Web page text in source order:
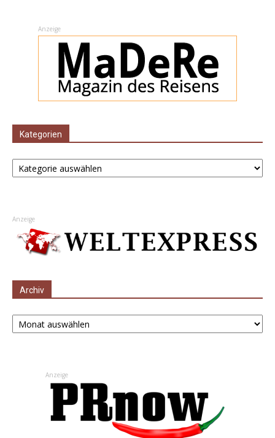
Anzeige
Kategorien
Kategorien
Anzeige
Archiv
Archiv
Anzeige